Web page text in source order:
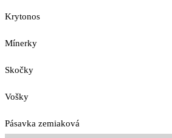
Krytonos
Mínerky
Skočky
Vošky
Pásavka zemiaková